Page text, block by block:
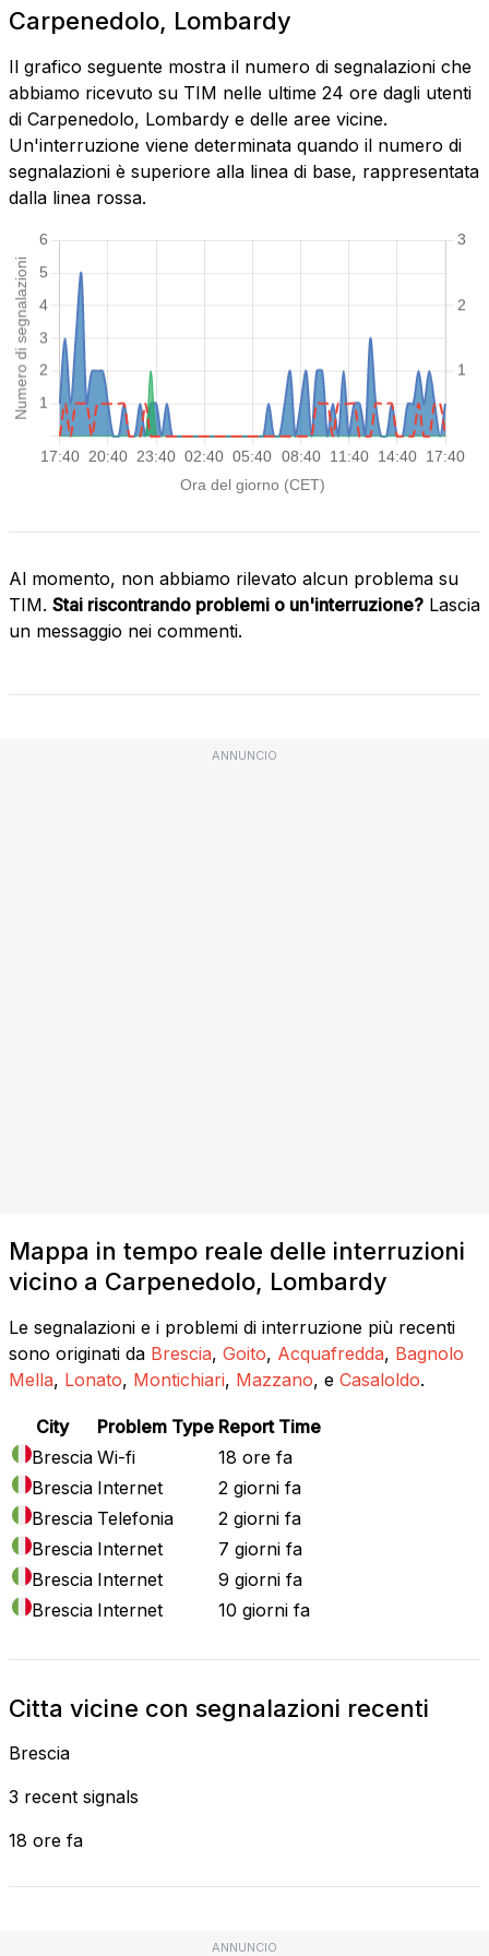
Carpenedolo, Lombardy
Il grafico seguente mostra il numero di segnalazioni che
abbiamo ricevuto su TIM nelle ultime 24 ore dagli utenti
di Carpenedolo, Lombardy e delle aree vicine.
Un'interruzione viene determinata quando il numero di
segnalazioni è superiore alla linea di base, rappresentata
dalla linea rossa.
Al momento, non abbiamo rilevato alcun problema su
TIM. Stai riscontrando problemi o un'interruzione? Lascia
un messaggio nei commenti.
ANNUNCIO
Mappa in tempo reale delle interruzioni
vicino a Carpenedolo, Lombardy
Le segnalazioni e i problemi di interruzione più recenti
sono originati da Brescia, Goito, Acquafredda, Bagnolo
Mella, Lonato, Montichiari, Mazzano, e Casaloldo.
City Problem Type Report Time
Brescia Wi-fi
18 ore fa
Brescia Internet
2 giorni fa
Brescia Telefonia
2 giorni fa
Brescia Internet
7 giorni fa
Brescia Internet
9 giorni fa
Brescia Internet 10 giorni fa
Citta vicine con segnalazioni recenti
Brescia
3 recent signals
18 ore fa
ANNUNCIO